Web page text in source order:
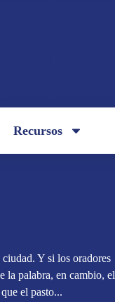
Recursos
Y si los oradores
la palabra, en cambio, el
el pasto...